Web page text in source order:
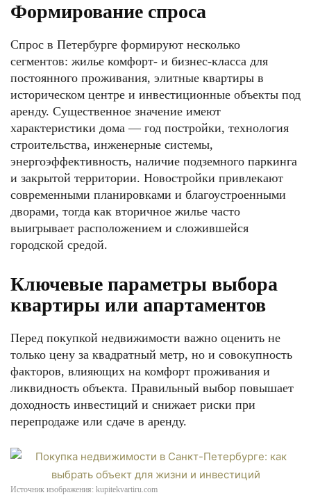
Формирование спроса
Спрос в Петербурге формируют несколько
сегментов: жилье комфорт- и бизнес-класса для
постоянного проживания, элитные квартиры в
историческом центре и инвестиционные объекты под
аренду. Существенное значение имеют
характеристики дома — год постройки, технология
строительства, инженерные системы,
энергоэффективность, наличие подземного паркинга
и закрытой территории. Новостройки привлекают
современными планировками и благоустроенными
дворами, тогда как вторичное жилье часто
выигрывает расположением и сложившейся
городской средой.
Ключевые параметры выбора
квартиры или апартаментов
Перед покупкой недвижимости важно оценить не
только цену за квадратный метр, но и совокупность
факторов, влияющих на комфорт проживания и
ликвидность объекта. Правильный выбор повышает
доходность инвестиций и снижает риски при
перепродаже или сдаче в аренду.
Источник изображения: kupitekvartiru.com